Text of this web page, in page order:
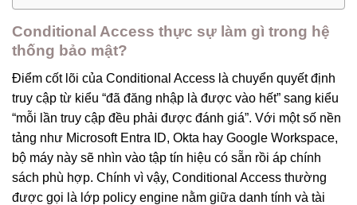
Conditional Access thực sự làm gì trong hệ
thống bảo mật?
Điểm cốt lõi của Conditional Access là chuyển quyết định
truy cập từ kiểu “đã đăng nhập là được vào hết” sang kiểu
“mỗi lần truy cập đều phải được đánh giá”. Với một số nền
tảng như Microsoft Entra ID, Okta hay Google Workspace,
bộ máy này sẽ nhìn vào tập tín hiệu có sẵn rồi áp chính
sách phù hợp. Chính vì vậy, Conditional Access thường
được gọi là lớp policy engine nằm giữa danh tính và tài